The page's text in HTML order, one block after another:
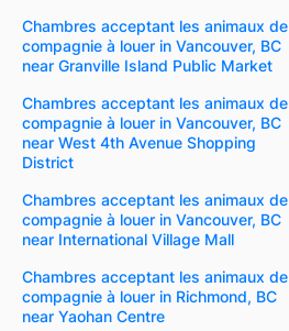
Chambres acceptant les animaux de
compagnie à louer in Vancouver, BC
near Granville Island Public Market
Chambres acceptant les animaux de
compagnie à louer in Vancouver, BC
near West 4th Avenue Shopping
District
Chambres acceptant les animaux de
compagnie à louer in Vancouver, BC
near International Village Mall
Chambres acceptant les animaux de
compagnie à louer in Richmond, BC
near Yaohan Centre